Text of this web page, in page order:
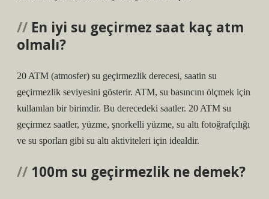
En iyi su geçirmez saat kaç atm
olmalı?
20 ATM (atmosfer) su geçirmezlik derecesi, saatin su
geçirmezlik seviyesini gösterir. ATM, su basıncını ölçmek için
kullanılan bir birimdir. Bu derecedeki saatler. 20 ATM su
geçirmez saatler, yüzme, şnorkelli yüzme, su altı fotoğrafçılığı
ve su sporları gibi su altı aktiviteleri için idealdir.
100m su geçirmezlik ne demek?